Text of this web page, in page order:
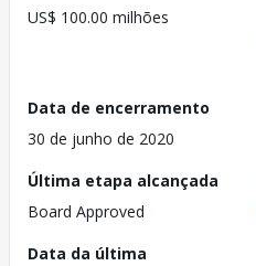
US$ 100.00 milhões
Data de encerramento
30 de junho de 2020
Última etapa alcançada
Board Approved
Data da última